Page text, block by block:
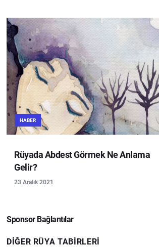
HABER
Rüyada Abdest Görmek Ne Anlama
Gelir?
23 Aralık 2021
Sponsor Bağlantılar
DIĞER RÜYA TABIRLERI